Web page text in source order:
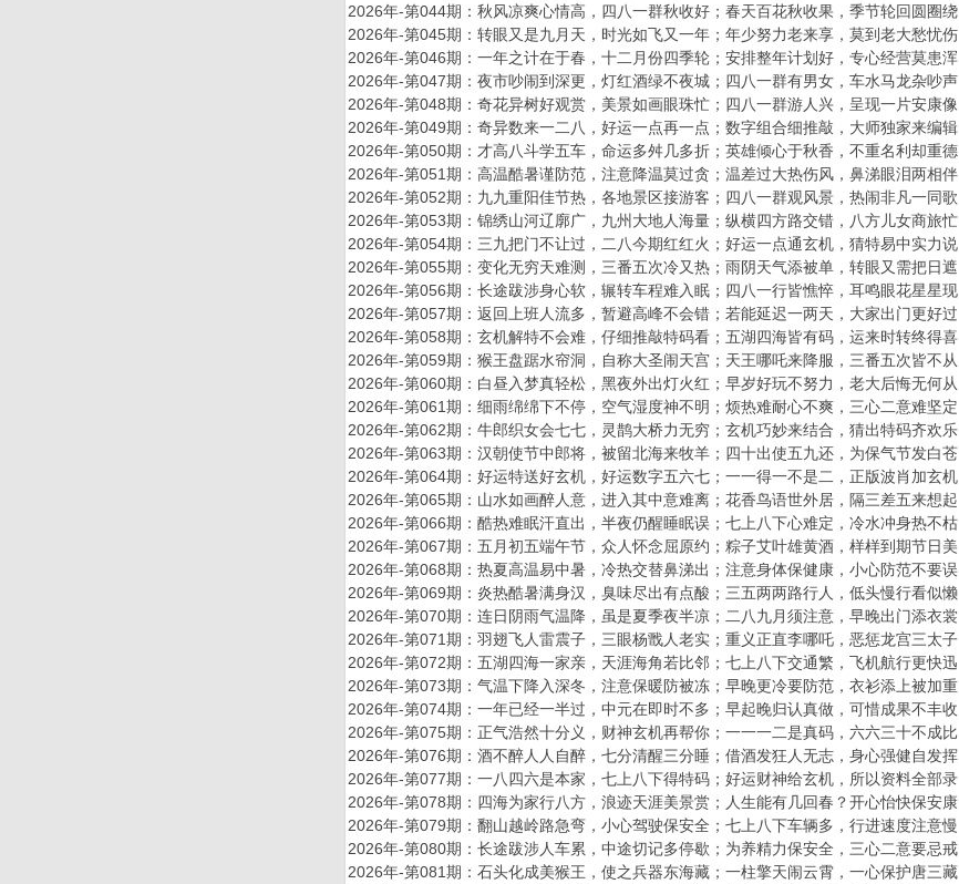
2026年-第044期：秋风凉爽心情高，四八一群秋收好；春天百花秋收果，季节轮回圆圈绕
2026年-第045期：转眼又是九月天，时光如飞又一年；年少努力老来享，莫到老大愁忧伤
2026年-第046期：一年之计在于春，十二月份四季轮；安排整年计划好，专心经营莫患浑
2026年-第047期：夜市吵闹到深更，灯红酒绿不夜城；四八一群有男女，车水马龙杂吵声
2026年-第048期：奇花异树好观赏，美景如画眼珠忙；四八一群游人兴，呈现一片安康像
2026年-第049期：奇异数来一二八，好运一点再一点；数字组合细推敲，大师独家来编辑
2026年-第050期：才高八斗学五车，命运多舛几多折；英雄倾心于秋香，不重名利却重德
2026年-第051期：高温酷暑谨防范，注意降温莫过贪；温差过大热伤风，鼻涕眼泪两相伴
2026年-第052期：九九重阳佳节热，各地景区接游客；四八一群观风景，热闹非凡一同歌
2026年-第053期：锦绣山河辽廓广，九州大地人海量；纵横四方路交错，八方儿女商旅忙
2026年-第054期：三九把门不让过，二八今期红红火；好运一点通玄机，猜特易中实力说
2026年-第055期：变化无穷天难测，三番五次冷又热；雨阴天气添被单，转眼又需把日遮
2026年-第056期：长途跋涉身心软，辗转车程难入眠；四八一行皆憔悴，耳鸣眼花星星现
2026年-第057期：返回上班人流多，暂避高峰不会错；若能延迟一两天，大家出门更好过
2026年-第058期：玄机解特不会难，仔细推敲特码看；五湖四海皆有码，运来时转终得喜
2026年-第059期：猴王盘踞水帘洞，自称大圣闹天宫；天王哪吒来降服，三番五次皆不从
2026年-第060期：白昼入梦真轻松，黑夜外出灯火红；早岁好玩不努力，老大后悔无何从
2026年-第061期：细雨绵绵下不停，空气湿度神不明；烦热难耐心不爽，三心二意难坚定
2026年-第062期：牛郎织女会七七，灵鹊大桥力无穷；玄机巧妙来结合，猜出特码齐欢乐
2026年-第063期：汉朝使节中郎将，被留北海来牧羊；四十出使五九还，为保气节发白苍
2026年-第064期：好运特送好玄机，好运数字五六七；一一得一不是二，正版波肖加玄机
2026年-第065期：山水如画醉人意，进入其中意难离；花香鸟语世外居，隔三差五来想起
2026年-第066期：酷热难眠汗直出，半夜仍醒睡眠误；七上八下心难定，冷水冲身热不枯
2026年-第067期：五月初五端午节，众人怀念屈原约；粽子艾叶雄黄酒，样样到期节日美
2026年-第068期：热夏高温易中暑，冷热交替鼻涕出；注意身体保健康，小心防范不要误
2026年-第069期：炎热酷暑满身汉，臭味尽出有点酸；三五两两路行人，低头慢行看似懒
2026年-第070期：连日阴雨气温降，虽是夏季夜半凉；二八九月须注意，早晚出门添衣裳
2026年-第071期：羽翅飞人雷震子，三眼杨戬人老实；重义正直李哪吒，恶惩龙宫三太子
2026年-第072期：五湖四海一家亲，天涯海角若比邻；七上八下交通繁，飞机航行更快迅
2026年-第073期：气温下降入深冬，注意保暖防被冻；早晚更冷要防范，衣衫添上被加重
2026年-第074期：一年已经一半过，中元在即时不多；早起晚归认真做，可惜成果不丰收
2026年-第075期：正气浩然十分义，财神玄机再帮你；一一一二是真码，六六三十不成比
2026年-第076期：酒不醉人人自醉，七分清醒三分睡；借酒发狂人无志，身心强健自发挥
2026年-第077期：一八四六是本家，七上八下得特码；好运财神给玄机，所以资料全部录
2026年-第078期：四海为家行八方，浪迹天涯美景赏；人生能有几回春？开心怡快保安康
2026年-第079期：翻山越岭路急弯，小心驾驶保安全；七上八下车辆多，行进速度注意慢
2026年-第080期：长途跋涉人车累，中途切记多停歇；为养精力保安全，三心二意要忌戒
2026年-第081期：石头化成美猴王，使之兵器东海藏；一柱擎天闹云霄，一心保护唐三藏